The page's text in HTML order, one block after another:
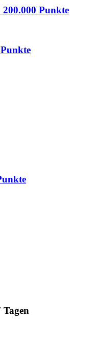
Punkte
Tagen